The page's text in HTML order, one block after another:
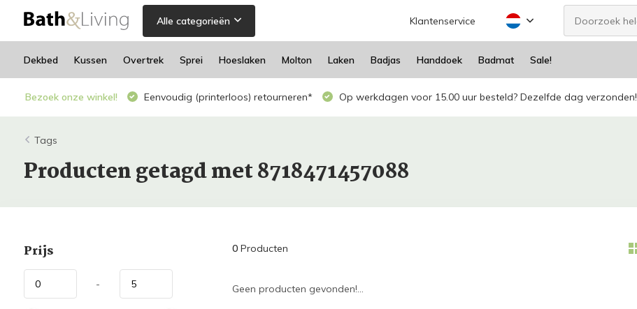
Alle categorieën Klantenservice
Dekbed Kussen Overtrek Sprei Hoeslaken Molton Laken Badjas Handdoek Badmat Sale!
Bezoek onze winkel! Eenvoudig (printerloos) retourneren* Op werkdagen voor 15.00 uur besteld? Dezelfde dag verzonden!
Tags
Producten getagd met 8718471457088
Prijs
-
0Producten
Geen producten gevonden!...